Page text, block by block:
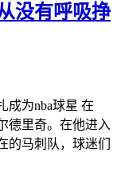
没有呼吸挣
成为nba球星 在
德里奇。在他进入
的马刺队，球迷们